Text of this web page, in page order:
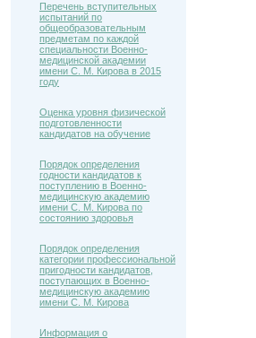
Перечень вступительных
испытаний по
общеобразовательным
предметам по каждой
специальности Военно-
медицинской академии
имени С. М. Кирова в 2015
году
Оценка уровня физической
подготовленности
кандидатов на обучение
Порядок определения
годности кандидатов к
поступлению в Военно-
медицинскую академию
имени С. М. Кирова по
состоянию здоровья
Порядок определения
категории профессиональной
пригодности кандидатов,
поступающих в Военно-
медицинскую академию
имени С. М. Кирова
Информация о